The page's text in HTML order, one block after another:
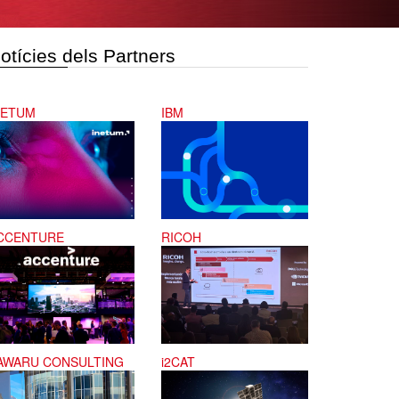
dels Partners
IBM
RICOH
CONSULTING i2CAT